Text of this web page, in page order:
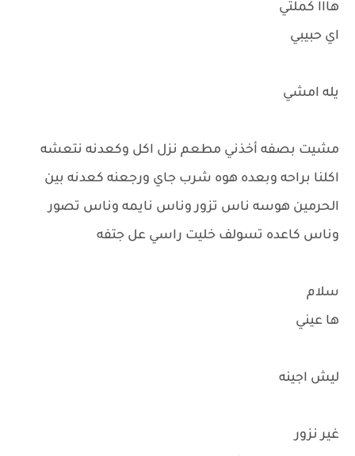
هااا كملتي
اي حبيبي
يله امشي
مشيت بصفه أخذني مطعم نزل اكل وكعدنه نتعشه
اكلنا براحه وبعده هوه شرب جاي ورجعنه كعدنه بين
الحرمين هوسه ناس تزور وناس نايمه وناس تصور
وناس كاعده تسولف خليت راسي عل جتفه
سلام
ها عيني
ليش اجينه
غير نزور